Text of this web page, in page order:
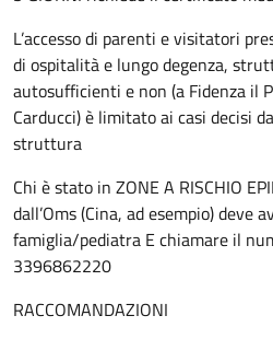
L’accesso di parenti e visitatori
di ospitalità e lungo degenza,
autosufficienti e non (a Fidenza il
Carducci) è limitato ai casi decisi
struttura
Chi è stato in ZONE A RISCHIO
dall’Oms (Cina, ad esempio) deve
famiglia/pediatra E chiamare il
3396862220
RACCOMANDAZIONI